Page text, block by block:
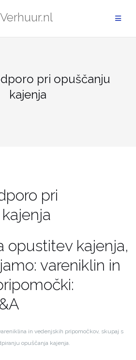
pri opuščanju
kajenja
pri
opustitev kajenja,
vareniklin in
in vedenjskih pripomočkov, skupaj s
opuščanja kajenja.